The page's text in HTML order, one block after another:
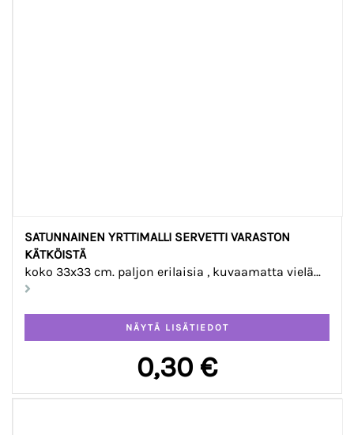
SATUNNAINEN YRTTIMALLI SERVETTI VARASTON
KÄTKÖISTÄ
koko 33x33 cm. paljon erilaisia , kuvaamatta vielä...
0,30 €